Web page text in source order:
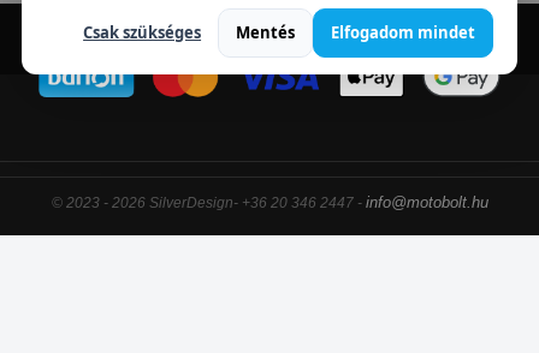
Csak szükséges Mentés Elfogadom mindet
© 2023 - 2026 SilverDesign- +36 20 346 2447 - info@motobolt.hu